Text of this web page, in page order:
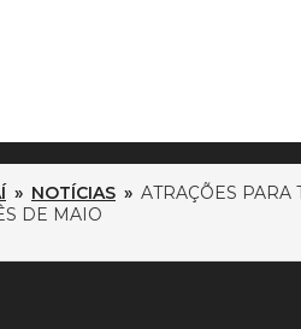
» NOTÍCIAS » ATRAÇÕES PARA
DE MAIO